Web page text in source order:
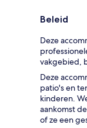
Beleid
Deze
vakgebied,
Deze
patio's en
kinderen.
aankomst
of ze een